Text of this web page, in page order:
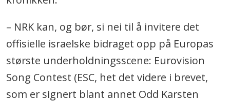
– NRK kan, og bør, si nei til å invitere det
offisielle israelske bidraget opp på Europas
største underholdningsscene: Eurovision
Song Contest (ESC, het det videre i brevet,
som er signert blant annet Odd Karsten